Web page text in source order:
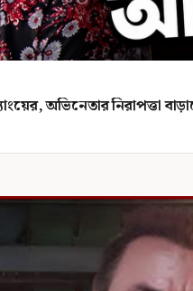
অভিনেতার নিরাপত্তা